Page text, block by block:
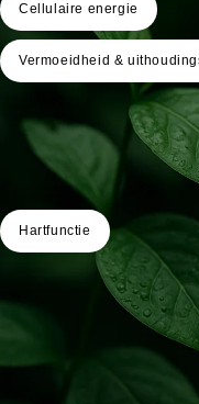
Cellulaire energie
Vermoeidheid &
Hartfunctie